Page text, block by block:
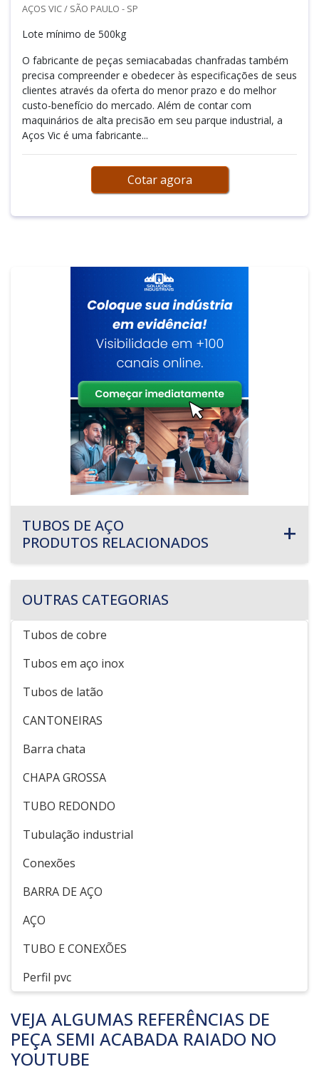
AÇOS VIC / SÃO PAULO - SP
Lote mínimo de 500kg
O fabricante de peças semiacabadas chanfradas também
precisa compreender e obedecer às especificações de seus
clientes através da oferta do menor prazo e do melhor
custo-benefício do mercado. Além de contar com
maquinários de alta precisão em seu parque industrial, a
Aços Vic é uma fabricante...
Cotar agora
TUBOS DE AÇO
PRODUTOS RELACIONADOS
OUTRAS CATEGORIAS
Tubos de cobre
Tubos em aço inox
Tubos de latão
CANTONEIRAS
Barra chata
CHAPA GROSSA
TUBO REDONDO
Tubulação industrial
Conexões
BARRA DE AÇO
AÇO
TUBO E CONEXÕES
Perfil pvc
VEJA ALGUMAS REFERÊNCIAS DE
PEÇA SEMI ACABADA RAIADO NO
YOUTUBE